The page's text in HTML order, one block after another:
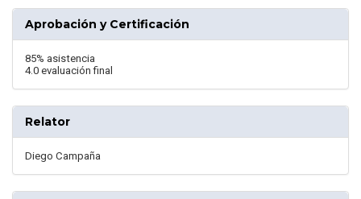
Aprobación y Certificación
85% asistencia
4.0 evaluación final
Relator
Diego Campaña